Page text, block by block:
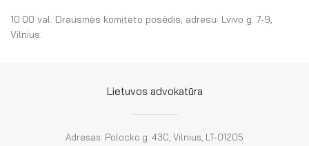
DE
10:00 val. Drausmės komiteto posėdis, adresu: Lvivo g. 7-9,
Vilnius.
Lietuvos advokatūra
Adresas: Polocko g. 43C, Vilnius, LT-01205